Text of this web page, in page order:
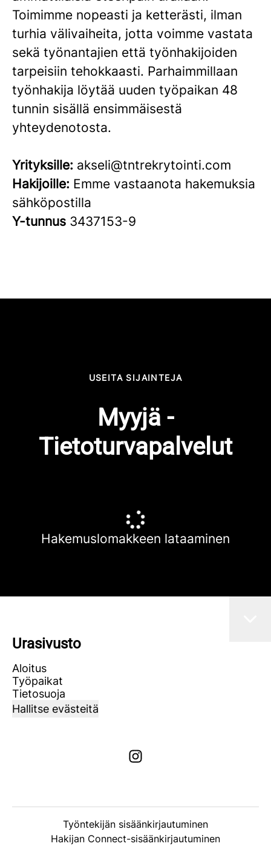
Toimimme nopeasti ja ketterästi, ilman
turhia välivaiheita, jotta voimme vastata
sekä työnantajien että työnhakijoiden
tarpeisiin tehokkaasti. Parhaimmillaan
työnhakija löytää uuden työpaikan 48
tunnin sisällä ensimmäisestä
yhteydenotosta.
Yrityksille: akseli@tntrekrytointi.com
Hakijoille: Emme vastaanota hakemuksia
sähköpostilla
Y-tunnus 3437153-9
USEITA SIJAINTEJA
Myyjä -
Tietoturvapalvelut
Hakemuslomakkeen lataaminen
Urasivusto
Aloitus
Työpaikat
Tietosuoja
Hallitse evästeitä
Työntekijän sisäänkirjautuminen
Hakijan Connect-sisäänkirjautuminen